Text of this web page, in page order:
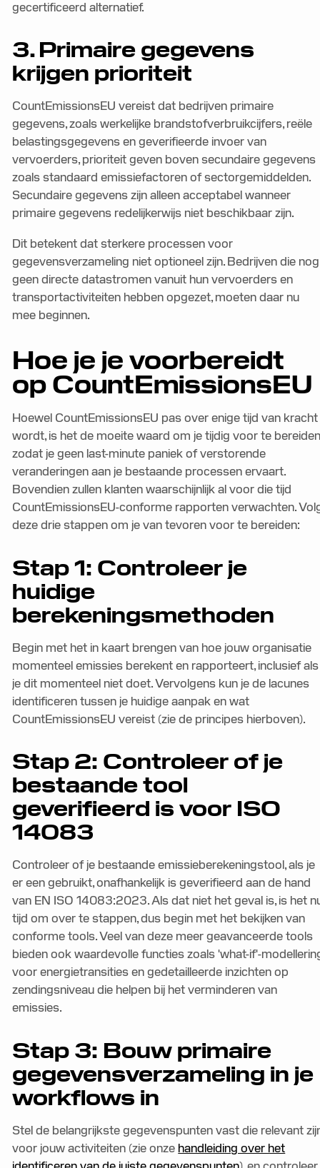
gecertificeerd alternatief.
3. Primaire gegevens
krijgen prioriteit
CountEmissionsEU vereist dat bedrijven primaire
gegevens, zoals werkelijke brandstofverbruikcijfers, reële
belastingsgegevens en geverifieerde invoer van
vervoerders, prioriteit geven boven secundaire gegevens
zoals standaard emissiefactoren of sectorgemiddelden.
Secundaire gegevens zijn alleen acceptabel wanneer
primaire gegevens redelijkerwijs niet beschikbaar zijn.
Dit betekent dat sterkere processen voor
gegevensverzameling niet optioneel zijn. Bedrijven die nog
geen directe datastromen vanuit hun vervoerders en
transportactiviteiten hebben opgezet, moeten daar nu
mee beginnen.
Hoe je je voorbereidt
op CountEmissionsEU
Hoewel CountEmissionsEU pas over enige tijd van kracht
wordt, is het de moeite waard om je tijdig voor te
zodat je geen last-minute paniek of verstorende
veranderingen aan je bestaande processen ervaart.
Bovendien zullen klanten waarschijnlijk al voor die tijd
CountEmissionsEU-conforme rapporten verwachten.
deze drie stappen om je van tevoren voor te bereiden:
Stap 1: Controleer je
huidige
berekeningsmethoden
Begin met het in kaart brengen van hoe jouw organisatie
momenteel emissies berekent en rapporteert, inclusief als
je dit momenteel niet doet. Vervolgens kun je de lacunes
identificeren tussen je huidige aanpak en wat
CountEmissionsEU vereist (zie de principes hierboven).
Stap 2: Controleer of je
bestaande tool
geverifieerd is voor ISO
14083
Controleer of je bestaande emissieberekeningstool, als je
er een gebruikt, onafhankelijk is geverifieerd aan de hand
van EN ISO 14083:2023. Als dat niet het geval is, is het
tijd om over te stappen, dus begin met het bekijken van
conforme tools. Veel van deze meer geavanceerde tools
bieden ook waardevolle functies zoals 'what-if'-
voor energietransities en gedetailleerde inzichten op
zendingsniveau die helpen bij het verminderen van
emissies.
Stap 3: Bouw primaire
gegevensverzameling in je
workflows in
Stel de belangrijkste gegevenspunten vast die relevant
voor jouw activiteiten (zie onze handleiding over het